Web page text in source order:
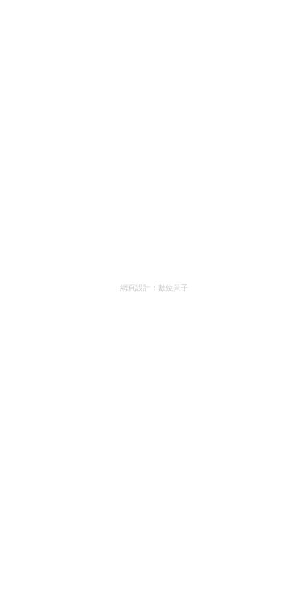
網頁設計： 數位果子